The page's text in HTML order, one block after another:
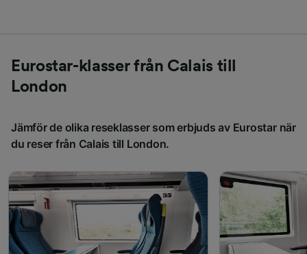
Eurostar-klasser från Calais till
London
Jämför de olika reseklasser som erbjuds av Eurostar när
du reser från Calais till London.